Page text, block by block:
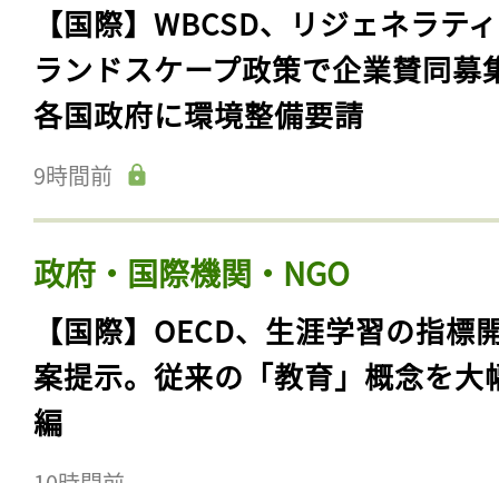
【国際】WBCSD、リジェネラテ
ランドスケープ政策で企業賛同募
各国政府に環境整備要請
9時間前
政府・国際機関・NGO
【国際】OECD、生涯学習の指標
案提示。従来の「教育」概念を大
編